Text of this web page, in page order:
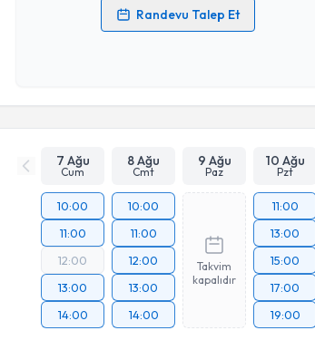
Randevu Talep Et
Kişisel verilerimin işlenmesine ilişkinAydınlatma Metni
Takvim Talebini Gönder
7 Ağu
Cum
8 Ağu
Cmt
9 Ağu
Paz
10 Ağu
Pzt
10:00
11:00
12:00
13:00
14:00
10:00
11:00
12:00
13:00
14:00
Takvim
kapalıdır
11:00
13:00
15:00
17:00
19:00